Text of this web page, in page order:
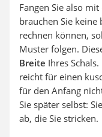
Fangen Sie also
brauchen Sie
rechnen können,
Muster folgen.
Breite Ihres
reicht für einen
für den Anfang
Sie später selbst:
ab, die Sie stricken.